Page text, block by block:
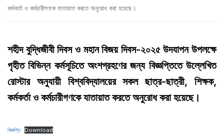
কর্মকর্তা ও কর্মচারীগণকে যাতায়াত করতে অনুরোধ করা হয়েছে।
শহীদ বুদ্ধিজীবী দিবস ও মহান বিজয় দিবস-২০২৫ উদযাপন উপলক্ষে
গৃহীত বিভিন্ন কর্মসূচিতে অংশগ্রহণের জন্য বিজ্ঞপ্তিতে উল্লেখিত
রোস্টার অনুযায়ী বিশ্ববিদ্যালয়ের সকল ছাত্র-ছাত্রী, শিক্ষক,
কর্মকর্তা ও কর্মচারীগণকে যাতায়াত করতে অনুরোধ করা হয়েছে।
বিজ্ঞপ্তি Download